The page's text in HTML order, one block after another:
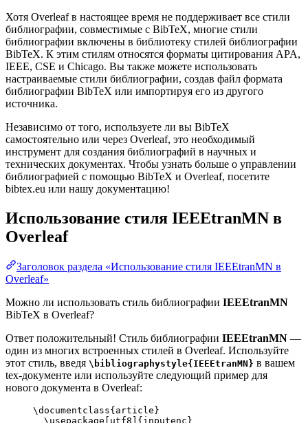
Хотя Overleaf в настоящее время не поддерживает все стили
библиографии, совместимые с BibTeX, многие стили
библиографии включены в библиотеку стилей библиографии
BibTeX. К этим стилям относятся форматы цитирования APA,
IEEE, CSE и Chicago. Вы также можете использовать
настраиваемые стили библиографии, создав файл формата
библиографии BibTeX или импортируя его из другого
источника.
Независимо от того, используете ли вы BibTeX
самостоятельно или через Overleaf, это необходимый
инструмент для создания библиографий в научных и
технических документах. Чтобы узнать больше о управлении
библиографией с помощью BibTeX и Overleaf, посетите
bibtex.eu или нашу документацию!
Использование стиля IEEEtranMN в
Overleaf
Заголовок раздела «Использование стиля IEEEtranMN в
Overleaf»
Можно ли использовать стиль библиографии IEEEtranMN
BibTeX в Overleaf?
Ответ положительный! Стиль библиографии IEEEtranMN —
один из многих встроенных стилей в Overleaf. Используйте
этот стиль, введя \bibliographystyle{IEEEtranMN} в вашем
tex-документе или используйте следующий пример для
нового документа в Overleaf:
\documentclass{ article }
\usepackage
utf8 ]{ inputenc }